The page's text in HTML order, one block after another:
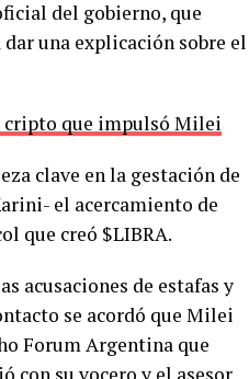
del gobierno, que
una explicación sobre el
cripto que impulsó Milei
clave en la gestación de
el acercamiento de
que creó $LIBRA.
acusaciones de estafas y
se acordó que Milei
Forum Argentina que